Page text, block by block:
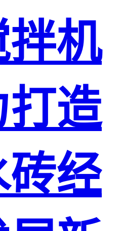
机
造
砖经